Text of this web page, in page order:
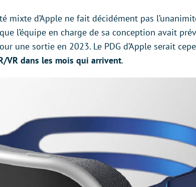
mixte d’Apple ne fait décidément pas
l’équipe en charge de sa conception avait
une sortie en 2023. Le PDG d’Apple serait
VR dans les mois qui arrivent.